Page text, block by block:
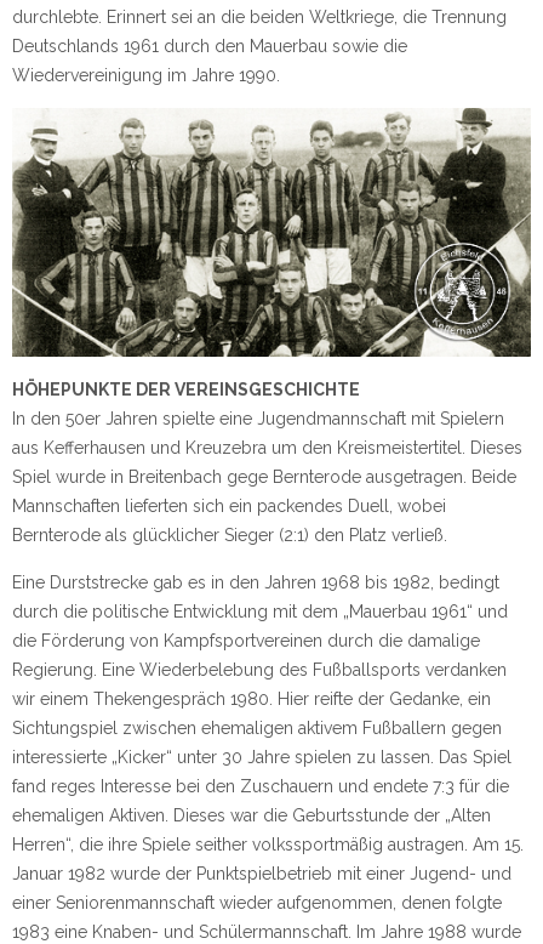
durchlebte. Erinnert sei an die beiden Weltkriege, die Trennung
Deutschlands 1961 durch den Mauerbau sowie die
Wiedervereinigung im Jahre 1990.
HÖHEPUNKTE DER VEREINSGESCHICHTE
In den 50er Jahren spielte eine Jugendmannschaft mit Spielern
aus Kefferhausen und Kreuzebra um den Kreismeistertitel. Dieses
Spiel wurde in Breitenbach gege Bernterode ausgetragen. Beide
Mannschaften lieferten sich ein packendes Duell, wobei
Bernterode als glücklicher Sieger (2:1) den Platz verließ.
Eine Durststrecke gab es in den Jahren 1968 bis 1982, bedingt
durch die politische Entwicklung mit dem „Mauerbau 1961“ und
die Förderung von Kampfsportvereinen durch die damalige
Regierung. Eine Wiederbelebung des Fußballsports verdanken
wir einem Thekengespräch 1980. Hier reifte der Gedanke, ein
Sichtungspiel zwischen ehemaligen aktivem Fußballern gegen
interessierte „Kicker“ unter 30 Jahre spielen zu lassen. Das Spiel
fand reges Interesse bei den Zuschauern und endete 7:3 für die
ehemaligen Aktiven. Dieses war die Geburtsstunde der „Alten
Herren“, die ihre Spiele seither volkssportmäßig austragen. Am 15.
Januar 1982 wurde der Punktspielbetrieb mit einer Jugend- und
einer Seniorenmannschaft wieder aufgenommen, denen folgte
1983 eine Knaben- und Schülermannschaft. Im Jahre 1988 wurde